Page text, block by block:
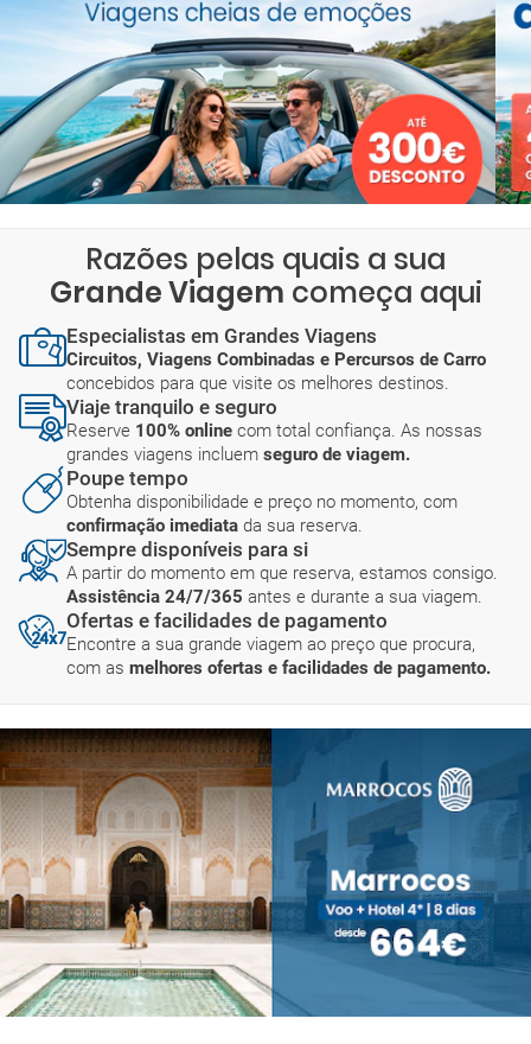
Razões pelas quais a sua
Grande Viagem começa aqui
Especialistas em Grandes Viagens
Circuitos, Viagens Combinadas e Percursos de Carro
concebidos para que visite os melhores destinos.
Viaje tranquilo e seguro
Reserve 100% online com total confiança. As nossas
grandes viagens incluem seguro de viagem.
Poupe tempo
Obtenha disponibilidade e preço no momento, com
confirmação imediata da sua reserva.
Sempre disponíveis para si
A partir do momento em que reserva, estamos consigo.
Assistência 24/7/365 antes e durante a sua viagem.
Ofertas e facilidades de pagamento
Encontre a sua grande viagem ao preço que procura,
com as melhores ofertas e facilidades de pagamento.